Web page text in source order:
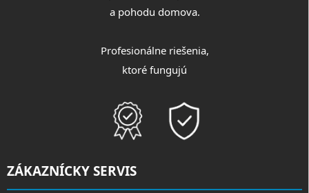
a pohodu domova.
Profesionálne riešenia,
ktoré fungujú
ZÁKAZNÍCKY SERVIS